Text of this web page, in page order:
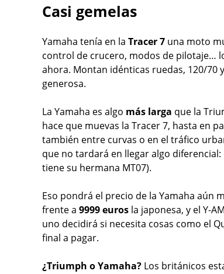
Casi gemelas
Yamaha tenía en la Tracer 7 una moto
control de crucero, modos de pilotaje…
ahora. Montan idénticas ruedas, 120/70
generosa.
La Yamaha es algo más larga que la
hace que muevas la Tracer 7, hasta en
también entre curvas o en el tráfico
que no tardará en llegar algo
tiene su hermana MT07).
Eso pondrá el precio de la Yamaha aún
frente a 9999 euros la japonesa, y el Y-
uno decidirá si necesita cosas como el
final a pagar.
¿Triumph o Yamaha? Los británicos